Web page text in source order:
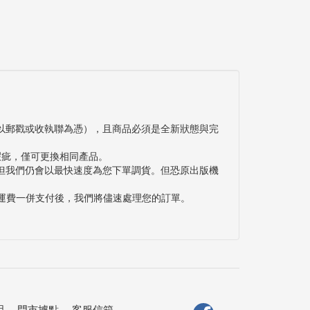
戳或收執聯為憑），且商品必須是全新狀態與完
，僅可更換相同產品。
們仍會以最快速度為您下單調貨。但恐原出版機
一併支付後，我們將儘速處理您的訂單。